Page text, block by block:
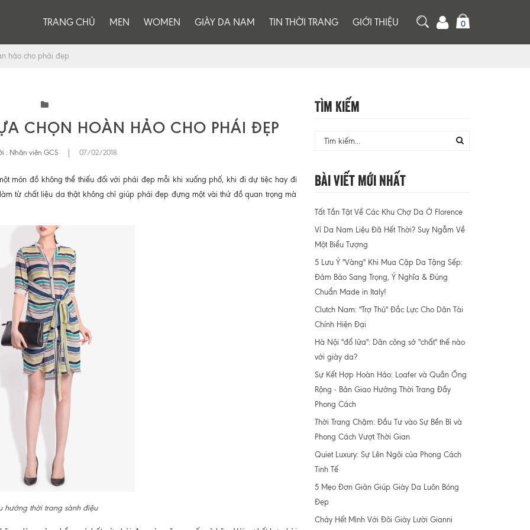
TRANG CHỦ MEN WOMEN GIÀY DA NAM TIN THỜI TRANG GIỚI THIỆU 0
hảo cho phái đẹp
CHỌN HOÀN HẢO CHO PHÁI ĐẸP
: Nhân viên GCS 07/02/2018
món đồ không thể thiếu đối với phái đẹp mỗi khi xuống phố, khi đi dự tiệc hay đi
từ chất liệu da thật không chỉ giúp phái đẹp đựng một vài thứ đồ quan trọng mà
hướng thời trang sành điệu
Tìm Kiếm
Bài Viết Mới Nhất
Tất Tần Tật Về Các Khu Chợ Da Ở Florence
Ví Da Nam Liệu Đã Hết Thời? Suy Ngẫm Về
Một Biểu Tượng
5 Lưu Ý "Vàng" Khi Mua Cặp Da Tặng Sếp:
Đảm Bảo Sang Trọng, Ý Nghĩa & Đúng
Chuẩn Made in Italy!
Clutch Nam: "Trợ Thủ" Đắc Lực Cho Dân Tài
Chính Hiện Đại
Hà Nội "đổ lửa": Dân công sở "chất" thế nào
với giày da?
Sự Kết Hợp Hoàn Hảo: Loafer và Quần Ống
Rộng - Bản Giao Hưởng Thời Trang Đầy
Phong Cách
Thời Trang Chậm: Đầu Tư vào Sự Bền Bỉ và
Phong Cách Vượt Thời Gian
Quiet Luxury: Sự Lên Ngôi của Phong Cách
Tinh Tế
5 Mẹo Đơn Giản Giúp Giày Da Luôn Bóng
Đẹp
Cháy Hết Mình Với Đôi Giày Lười Gianni